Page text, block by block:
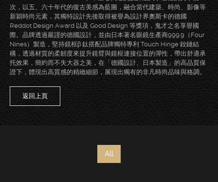
次，以五、六十年代的復古美感為藍圖，融合當代建築、時尚、影像等
新穎時尚元素，其獨特設計先後取得被譽為設計界奧斯卡的德國
Reddot Design Award 以及 Good Design 等獎項，鬼才之名享譽國
際。品牌透過嚴謹的德國設計，並由日本著名眼鏡生產商999.9（Four
Nines）製造，堅持鏡框β 鈦搭配品牌獨特專利 Touch Hinge 鉸鏈結
構，透過材質的柔韌度來提升鏡臂與鏡框連接位置的彈性，帶出舒適承
托效果，簡約而不失大器之美，在「德國設計、日本製造」的高品質保
證下，體現出高質感的精緻細節，展現出獨有的非凡時尚品味與格調。
返回上頁
All